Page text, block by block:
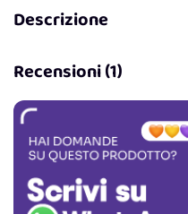
Descrizione
Recensioni (1)